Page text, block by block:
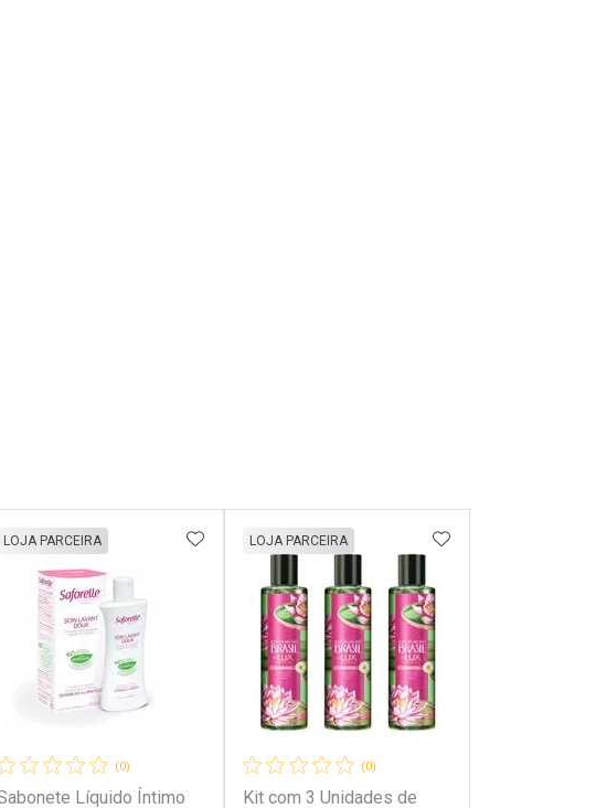
AOS FAVORITOS
(0)
Líquido Íntimo
LOJA PARCEIRA ADICIONAR AOS FAVORITOS
(0)
Kit com 3 Unidades de
LOJA PARCEIRA ADICIONAR AOS